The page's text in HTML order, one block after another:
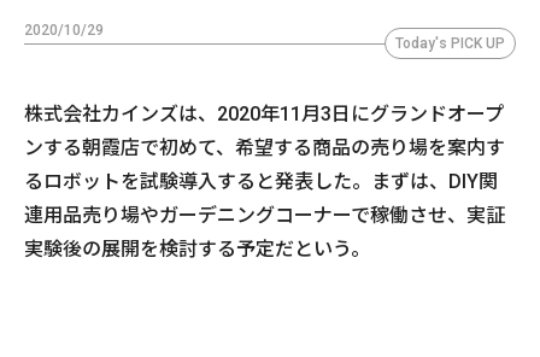
2020/10/29
Today's PICK UP
株式会社カインズは、2020年11月3日にグランドオープ
ンする朝霞店で初めて、希望する商品の売り場を案内す
るロボットを試験導入すると発表した。まずは、DIY関
連用品売り場やガーデニングコーナーで稼働させ、実証
実験後の展開を検討する予定だという。